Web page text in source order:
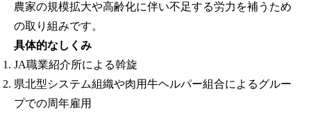
農家の規模拡大や高齢化に伴い不足する労力を補うため
の取り組みです。
具体的なしくみ
JA職業紹介所による斡旋
県北型システム組織や肉用牛ヘルパー組合によるグルー
プでの周年雇用